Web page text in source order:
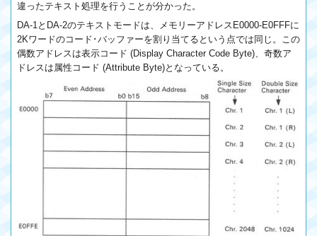
違ったテキスト処理を行うことが分かった。
DA-1とDA-2のテキストモードは、メモリーアドレスE0000-E0FFFに
2Kワードのコード･バッファーを割り当てるという点では同じ。この
偶数アドレスは表示コード (Display Character Code Byte)、奇数ア
ドレスは属性コード (Attribute Byte)となっている。